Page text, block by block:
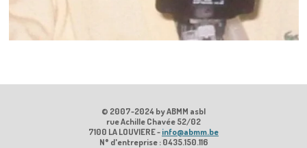
© 2007-2024 by ABMM asbl
rue Achille Chavée 52/02
7100 LA LOUVIERE -info@abmm.be
N° d'entreprise : 0435.150.116